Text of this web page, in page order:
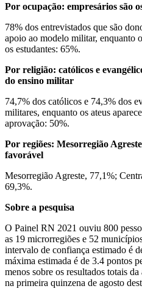
Por ocupação: empresários são
78% dos entrevistados que são
apoio ao modelo militar, enquanto
os estudantes: 65%.
Por religião: católicos e
do ensino militar
74,7% dos católicos e 74,3% dos
militares, enquanto os ateus
aprovação: 50%.
Por regiões: Mesorregião
favorável
Mesorregião Agreste, 77,1%;
69,3%.
Sobre a pesquisa
O Painel RN 2021 ouviu 800
as 19 microrregiões e 52
intervalo de confiança estimado é
máxima estimada é de 3.4 pontos
menos sobre os resultados totais
na primeira quinzena de agosto